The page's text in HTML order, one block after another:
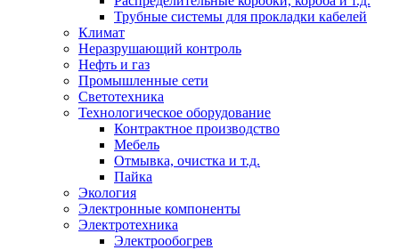
Трубные системы для прокладки кабелей
Климат
Неразрушающий контроль
Нефть и газ
Промышленные сети
Светотехника
Технологическое оборудование
Контрактное производство
Мебель
Отмывка, очистка и т.д.
Пайка
Экология
Электронные компоненты
Электротехника
Электрообогрев